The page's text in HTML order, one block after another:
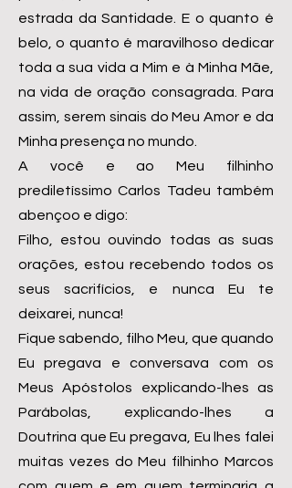
estrada da Santidade. E o quanto é
belo, o quanto é maravilhoso dedicar
toda a sua vida a Mim e à Minha Mãe,
na vida de oração consagrada. Para
assim, serem sinais do Meu Amor e da
Minha presença no mundo.
A você e ao Meu filhinho
prediletíssimo Carlos Tadeu também
abençoo e digo:
Filho, estou ouvindo todas as suas
orações, estou recebendo todos os
seus sacrifícios, e nunca Eu te
deixarei, nunca!
Fique sabendo, filho Meu, que quando
Eu pregava e conversava com os
Meus Apóstolos explicando-lhes as
Parábolas, explicando-lhes a
Doutrina que Eu pregava, Eu lhes falei
muitas vezes do Meu filhinho Marcos